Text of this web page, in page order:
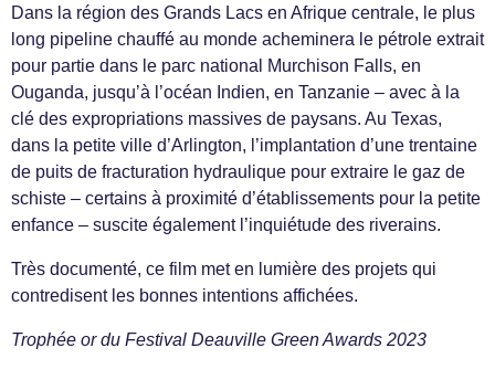
Dans la région des Grands Lacs en Afrique centrale, le plus
long pipeline chauffé au monde acheminera le pétrole extrait
pour partie dans le parc national Murchison Falls, en
Ouganda, jusqu’à l’océan Indien, en Tanzanie – avec à la
clé des expropriations massives de paysans. Au Texas,
dans la petite ville d’Arlington, l’implantation d’une trentaine
de puits de fracturation hydraulique pour extraire le gaz de
schiste – certains à proximité d’établissements pour la petite
enfance – suscite également l’inquiétude des riverains.
Très documenté, ce film met en lumière des projets qui
contredisent les bonnes intentions affichées.
Trophée or du Festival Deauville Green Awards 2023